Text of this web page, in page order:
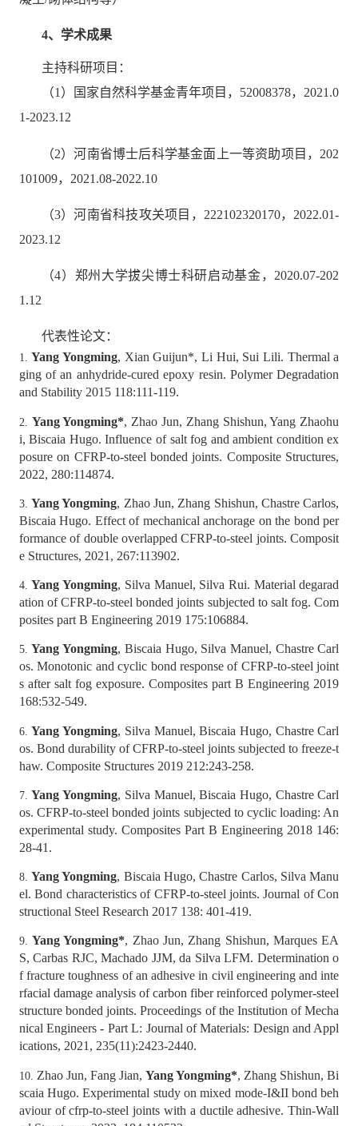
4、学术成果
主持科研项目：
（1 ）国家自然科学基金青年项目， 52008378， 2021.0
1-2023.12
（2）河南省博士后科学基金面上一等资助项目， 202
101009， 2021.08-2022.10
（3）河南省科技攻关项目， 222102320170， 2022.01-
2023.12
（4）郑州大学拔尖博士科研启动基金， 2020.07-202
1.12
代表性论文：
1. Yang Yongming, Xian Guijun*, Li Hui, Sui Lili. Thermal a
ging of an anhydride-cured epoxy resin. Polymer Degradation
and Stability 2015 118:111-119.
2. Yang Yongming*, Zhao Jun, Zhang Shishun, Yang Zhaohu
i, Biscaia Hugo. Influence of salt fog and ambient condition ex
posure on CFRP-to-steel bonded joints. Composite Structures,
2022, 280:114874.
3. Yang Yongming, Zhao Jun, Zhang Shishun, Chastre Carlos,
Biscaia Hugo. Effect of mechanical anchorage on the bond per
formance of double overlapped CFRP-to-steel joints. Composit
e Structures, 2021, 267:113902.
4. Yang Yongming, Silva Manuel, Silva Rui. Material degarad
ation of CFRP-to-steel bonded joints subjected to salt fog. Com
posites part B Engineering 2019 175:106884.
5. Yang Yongming, Biscaia Hugo, Silva Manuel, Chastre Carl
os. Monotonic and cyclic bond response of CFRP-to-steel joint
s after salt fog exposure. Composites part B Engineering 2019
168:532-549.
6.Yang Yongming, Silva Manuel, Biscaia Hugo, Chastre Carl
os. Bond durability of CFRP-to-steel joints subjected to freeze-t
haw. Composite Structures 2019 212:243-258.
7. Yang Yongming, Silva Manuel, Biscaia Hugo, Chastre Carl
os. CFRP-to-steel bonded joints subjected to cyclic loading: An
experimental study. Composites Part B Engineering 2018 146:
28-41.
8. Yang Yongming, Biscaia Hugo, Chastre Carlos, Silva Manu
el. Bond characteristics of CFRP-to-steel joints. Journal of Con
structional Steel Research 2017 138: 401-419.
9. Yang Yongming*, Zhao Jun, Zhang Shishun, Marques EA
S, Carbas RJC, Machado JJM, da Silva LFM. Determination o
f fracture toughness of an adhesive in civil engineering and inte
rfacial damage analysis of carbon fiber reinforced polymer-steel
structure bonded joints. Proceedings of the Institution of Mecha
nical Engineers - Part L: Journal of Materials: Design and Appl
ications, 2021, 235(11):2423-2440.
10. Zhao Jun, Fang Jian,Yang Yongming*, Zhang Shishun, Bi
scaia Hugo. Experimental study on mixed mode-I&II bond beh
aviour of cfrp-to-steel joints with a ductile adhesive. Thin-Wall